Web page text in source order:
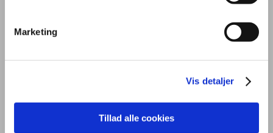
Marketing
Vis detaljer
Tillad alle cookies
Generelt
På kontoruddannelsen får du en grundlæggende viden om mundtlig